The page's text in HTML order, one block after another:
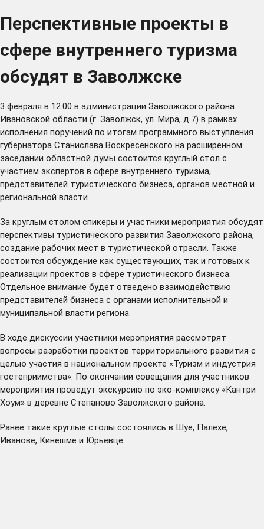
Перспективные проекты в
сфере внутреннего туризма
обсудят в Заволжске
3 февраля в 12.00 в администрации Заволжского района
Ивановской области (г. Заволжск, ул. Мира, д.7) в рамках
исполнения поручений по итогам программного выступления
губернатора Станислава Воскресенского на расширенном
заседании областной думы состоится круглый стол с
участием экспертов в сфере внутреннего туризма,
представителей туристического бизнеса, органов местной и
региональной власти.
За круглым столом спикеры и участники мероприятия обсудят
перспективы туристического развития Заволжского района,
создание рабочих мест в туристической отрасли. Также
состоится обсуждение как существующих, так и готовых к
реализации проектов в сфере туристического бизнеса.
Отдельное внимание будет отведено взаимодействию
представителей бизнеса с органами исполнительной и
муниципальной власти региона.
В ходе дискуссии участники мероприятия рассмотрят
вопросы разработки проектов территориального развития с
целью участия в национальном проекте «Туризм и индустрия
гостеприимства». По окончании совещания для участников
мероприятия проведут экскурсию по эко-комплексу «Кантри
Хоум» в деревне Степаново Заволжского района.
Ранее такие круглые столы состоялись в Шуе, Палехе,
Иванове, Кинешме и Юрьевце.